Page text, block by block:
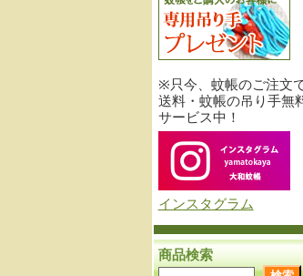
※只今、蚊帳のご注文
送料・蚊帳の吊り手無
サービス中！
インスタグラム
商品検索